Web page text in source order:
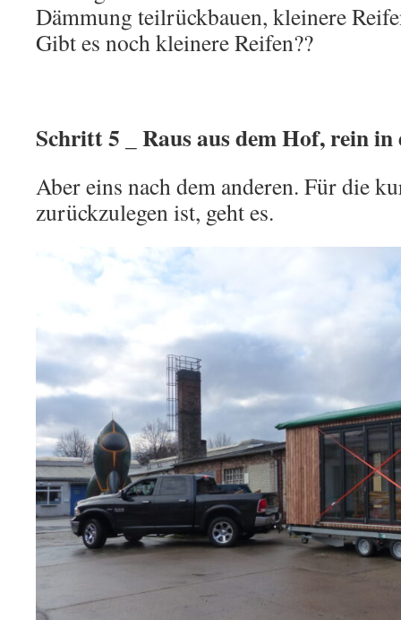
Dämmung teilrückbauen, kleinere
Gibt es noch kleinere Reifen??
Schritt 5 _ Raus aus dem Hof, rein
Aber eins nach dem anderen. Für die
zurückzulegen ist, geht es.